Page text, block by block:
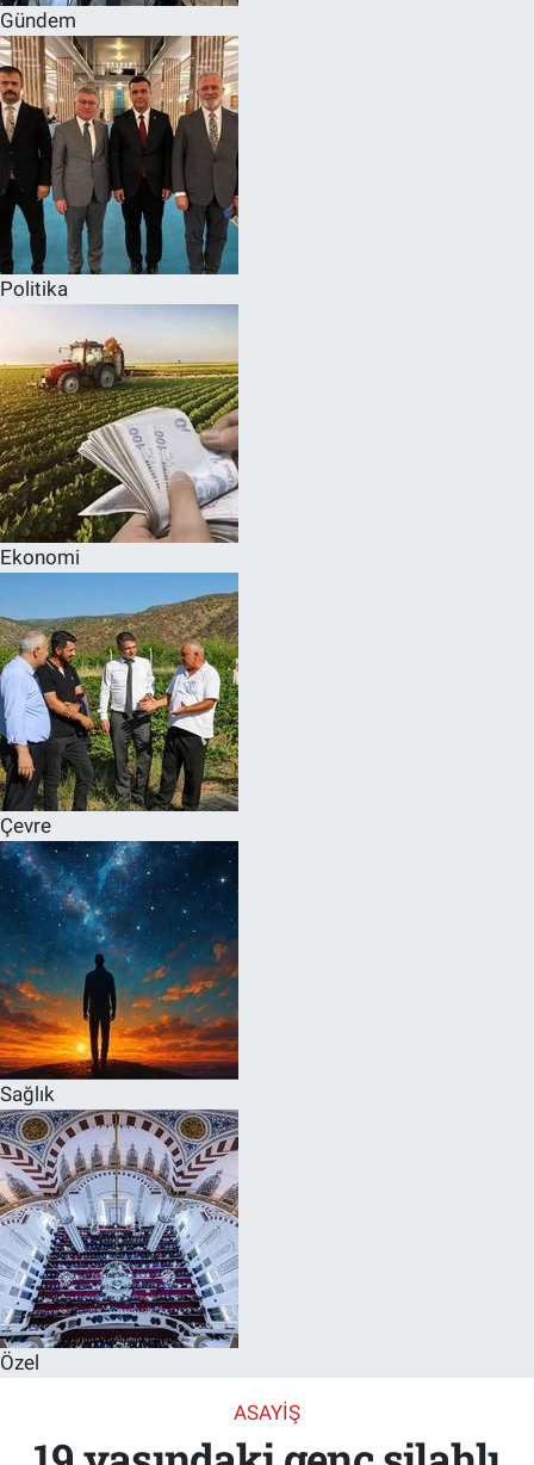
Gündem
Politika
Ekonomi
Çevre
Sağlık
Özel
ASAYIŞ